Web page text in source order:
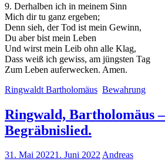
9. Derhalben ich in meinem Sinn
Mich dir tu ganz ergeben;
Denn sieh, der Tod ist mein Gewinn,
Du aber bist mein Leben
Und wirst mein Leib ohn alle Klag,
Dass weiß ich gewiss, am jüngsten Tag
Zum Leben auferwecken. Amen.
Ringwaldt Bartholomäus Bewahrung
Ringwald, Bartholomäus
Begräbnislied.
31. Mai 20221. Juni 2022Andreas